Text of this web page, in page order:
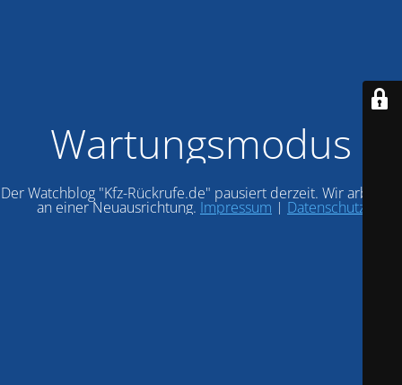
Wartungsmodus
Der Watchblog "Kfz-Rückrufe.de" pausiert derzeit. Wir arbeiten
an einer Neuausrichtung. Impressum | Datenschutz